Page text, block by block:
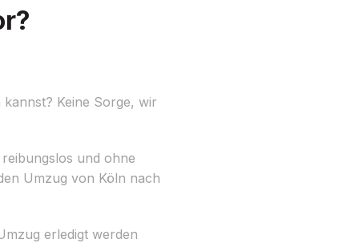
Keine Sorge, wir
und ohne
Umzug von Köln nach
erledigt werden